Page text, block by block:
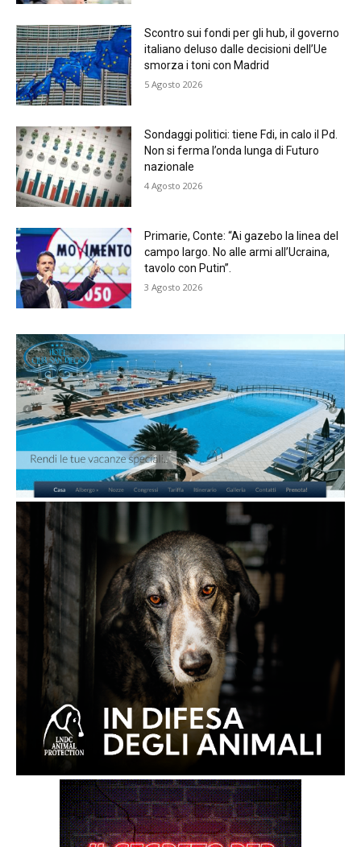
Scontro sui fondi per gli hub, il governo
italiano deluso dalle decisioni dell’Ue
smorza i toni con Madrid
5 Agosto 2026
Sondaggi politici: tiene Fdi, in calo il Pd.
Non si ferma l’onda lunga di Futuro
nazionale
4 Agosto 2026
Primarie, Conte: “Ai gazebo la linea del
campo largo. No alle armi all’Ucraina,
tavolo con Putin”.
3 Agosto 2026